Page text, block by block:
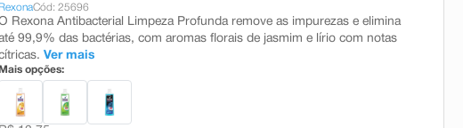
RexonaCód: 25696
Rexona Antibacterial Limpeza Profunda remove as impurezas e elimina
99,9% das bactérias, com aromas florais de jasmim e lírio com notas
Ver mais
Mais opções: